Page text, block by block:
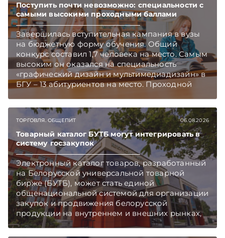
Поступить почти невозможно: специальности с
самыми высокими проходными баллами
Завершилась вступительная кампания в вузы
на бюджетную форму обучения. Общий
конкурс составил 1,7 человека на место. Самым
высоким он оказался на специальность
«графический дизайн и мультимедиадизайн» в
БГУ – 13 абитуриентов на место. Проходной
Главное об экономике Беларуси — раньше,
чем в новостях TelegramViber
ТОРГОВЛЯ. ОБЩЕПИТ 06.08.2026
Товарный каталог БУТБ могут интегрировать в
систему госзакупок
Электронный каталог товаров, разработанный
на Белорусской универсальной товарной
бирже (БУТБ), может стать единой
общенациональной системой для организации
закупок и продвижения белорусской
продукции на внутреннем и внешних рынках,
сообщает пресс-служба МАРТ.